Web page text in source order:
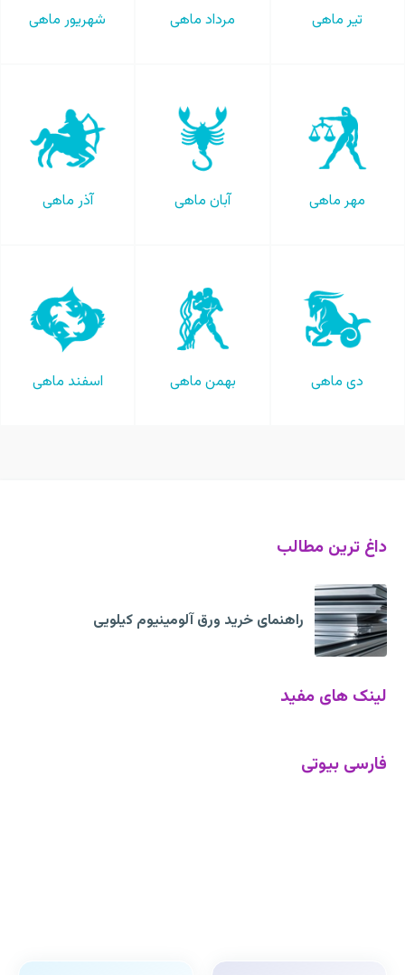
تیر ماهی مرداد ماهی شهریور ماهی
مهر ماهی آبان ماهی آذر ماهی
دی ماهی بهمن ماهی اسفند ماهی
داغ ترین مطالب
راهنمای خرید ورق آلومینیوم کیلویی
لینک های مفید
فارسی بیوتی